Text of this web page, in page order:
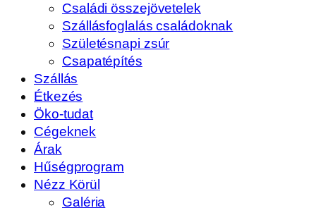
Családi összejövetelek
Szállásfoglalás családoknak
Születésnapi zsúr
Csapatépítés
Szállás
Étkezés
Öko-tudat
Cégeknek
Árak
Hűségprogram
Nézz Körül
Galéria